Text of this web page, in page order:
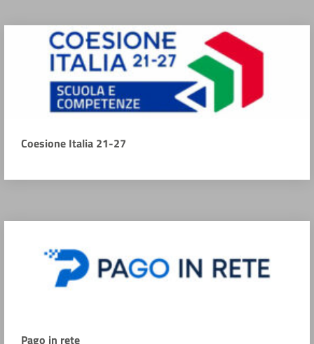
Coesione Italia 21-27
Pago in rete